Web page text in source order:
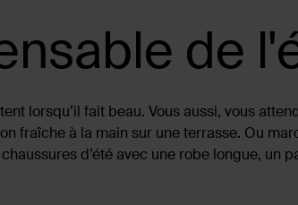
de
lorsqu’il fait beau. Vous aussi, vous
fraîche à la main sur une terrasse. Ou
d’été avec une robe longue, un